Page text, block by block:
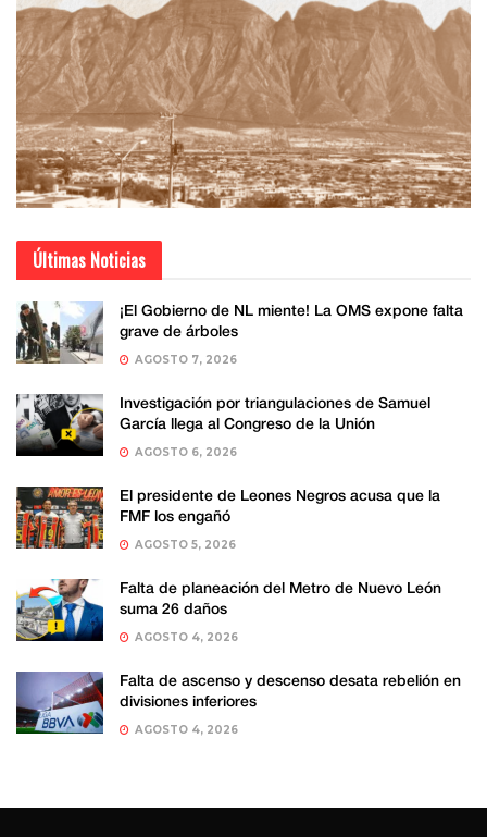
Últimas Noticias
¡El Gobierno de NL miente! La OMS expone falta
grave de árboles
AGOSTO 7, 2026
Investigación por triangulaciones de Samuel
García llega al Congreso de la Unión
AGOSTO 6, 2026
El presidente de Leones Negros acusa que la
FMF los engañó
AGOSTO 5, 2026
Falta de planeación del Metro de Nuevo León
suma 26 daños
AGOSTO 4, 2026
Falta de ascenso y descenso desata rebelión en
divisiones inferiores
AGOSTO 4, 2026